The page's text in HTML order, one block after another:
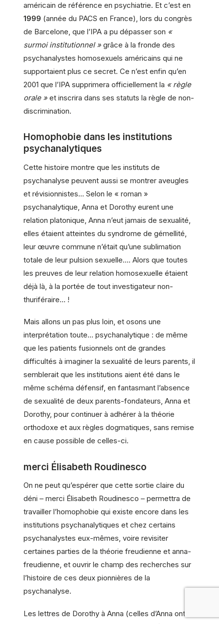
américain de référence en psychiatrie. Et c’est en
1999 (année du PACS en France), lors du congrès
de Barcelone, que l’IPA a pu dépasser son «
surmoi institutionnel » grâce à la fronde des
psychanalystes homosexuels américains qui ne
supportaient plus ce secret. Ce n’est enfin qu’en
2001 que l’IPA supprimera officiellement la « règle
orale » et inscrira dans ses statuts la règle de non-
discrimination.
Homophobie dans les institutions
psychanalytiques
Cette histoire montre que les instituts de
psychanalyse peuvent aussi se montrer aveugles
et révisionnistes… Selon le « roman »
psychanalytique, Anna et Dorothy eurent une
relation platonique, Anna n’eut jamais de sexualité,
elles étaient atteintes du syndrome de gémellité,
leur œuvre commune n’était qu’une sublimation
totale de leur pulsion sexuelle…. Alors que toutes
les preuves de leur relation homosexuelle étaient
déjà là, à la portée de tout investigateur non-
thuriféraire… !
Mais allons un pas plus loin, et osons une
interprétation toute… psychanalytique : de même
que les patients fusionnels ont de grandes
difficultés à imaginer la sexualité de leurs parents, il
semblerait que les institutions aient été dans le
même schéma défensif, en fantasmant l’absence
de sexualité de deux parents-fondateurs, Anna et
Dorothy, pour continuer à adhérer à la théorie
orthodoxe et aux règles dogmatiques, sans remise
en cause possible de celles-ci.
merci Élisabeth Roudinesco
On ne peut qu’espérer que cette sortie claire du
déni – merci Élisabeth Roudinesco – permettra de
travailler l’homophobie qui existe encore dans les
institutions psychanalytiques et chez certains
psychanalystes eux-mêmes, voire revisiter
certaines parties de la théorie freudienne et anna-
freudienne, et ouvrir le champ des recherches sur
l’histoire de ces deux pionnières de la
psychanalyse.
Les lettres de Dorothy à Anna (celles d’Anna ont